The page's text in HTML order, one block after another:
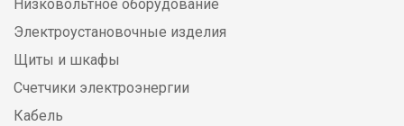
Низковольтное оборудование
Электроустановочные изделия
Щиты и шкафы
Счетчики электроэнергии
Кабель